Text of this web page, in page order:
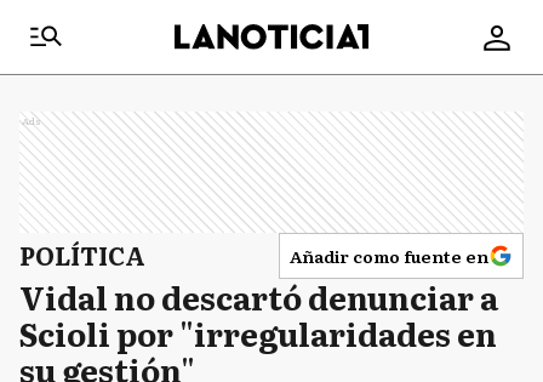
Ads
POLÍTICA Añadir como fuente en
Vidal no descartó denunciar a
Scioli por "irregularidades en
su gestión"